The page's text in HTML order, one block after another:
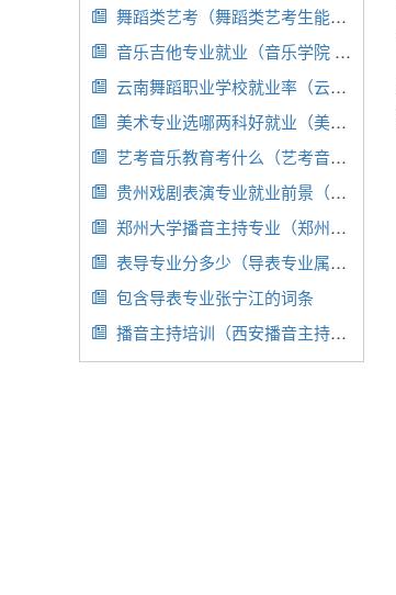
 舞蹈类艺考（舞蹈类艺考生能报考的专业）
 音乐吉他专业就业（音乐学院 吉他专业）
 云南舞蹈职业学校就业率（云南舞蹈大专）
 美术专业选哪两科好就业（美术选什么专业好就业）
 艺考音乐教育考什么（艺考音乐教育考什么专业）
 贵州戏剧表演专业就业前景（贵州戏剧表演专业就业前景怎么样）
 郑州大学播音主持专业（郑州大学播音主持专业学费）
 表导专业分多少（导表专业属于什么专业）
 包含导表专业张宁江的词条
 播音主持培训（西安播音主持培训）